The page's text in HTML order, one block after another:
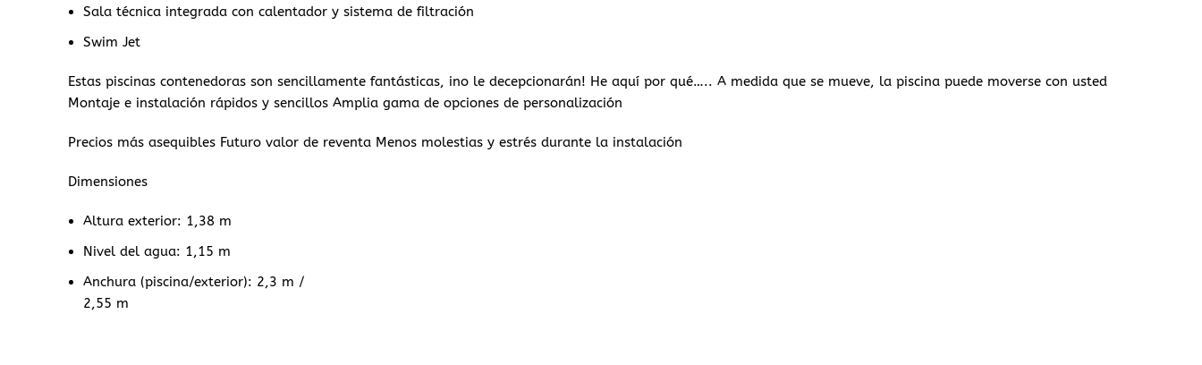
Sala técnica integrada con calentador y sistema de filtración
Swim Jet
Estas piscinas contenedoras son sencillamente fantásticas, ino le decepcionarán! He aquí por qué….. A medida que se mueve, la piscina puede moverse con usted
Montaje e instalación rápidos y sencillos Amplia gama de opciones de personalización
Precios más asequibles Futuro valor de reventa Menos molestias y estrés durante la instalación
Dimensiones
Altura exterior: 1,38 m
Nivel del agua: 1,15 m
Anchura (piscina/exterior): 2,3 m /
2,55 m